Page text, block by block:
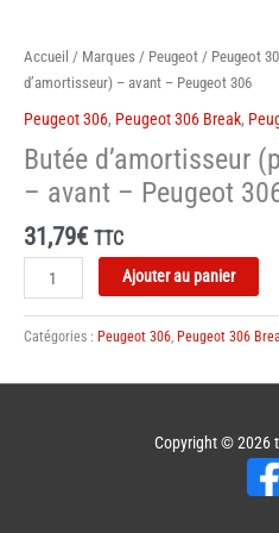
Accueil / Marques / Peugeot / Peugeot
d’amortisseur) – avant – Peugeot 306
Peugeot 306, Peugeot 306 Break,
Butée d’amortisseur
– avant – Peugeot
31,79€ TTC
quantité
de
Butée
d'amortisseur
Ajouter au panier
Catégories : Peugeot 306, Peugeot 306
Copyright © 2026